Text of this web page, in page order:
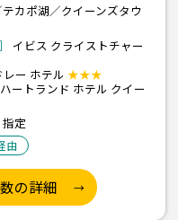
カポ湖／クイーンズタウ
イビス クライストチャー
ー ホテル ★★★
ハートランド ホテル クイー
定
由
の詳細